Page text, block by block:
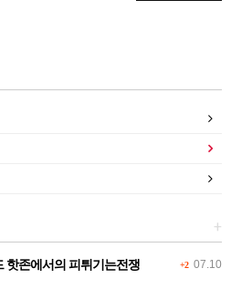
+
+2 07.10
핫존에서의 피튀기는전쟁